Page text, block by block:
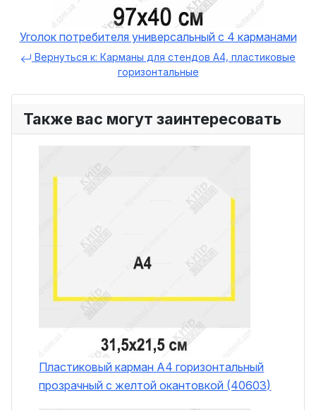
Уголок потребителя универсальный с 4 карманами
Вернуться к: Карманы для стендов А4, пластиковые
горизонтальные
Также вас могут заинтересовать
Пластиковый карман А4 горизонтальный
прозрачный с желтой окантовкой (40603)